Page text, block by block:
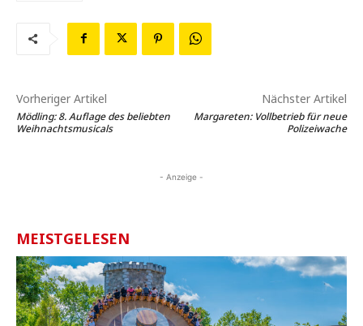
Vorheriger Artikel
Mödling: 8. Auflage des beliebten
Weihnachtsmusicals
Nächster Artikel
Margareten: Vollbetrieb für neue
Polizeiwache
- Anzeige -
MEISTGELESEN